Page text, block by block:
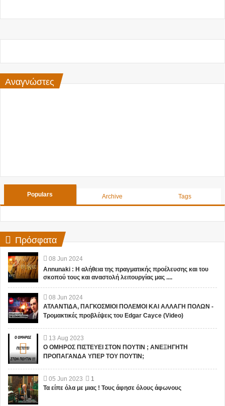
Αναγνώστες
Populars Archive Tags
Πρόσφατα
08 Jun 2024
Annunaki : Η αλήθεια της πραγματικής προέλευσης και του
σκοπού τους και αναστολή λειτουργίας μας ....
08 Jun 2024
ΑΤΛΑΝΤΙΔΑ, ΠΑΓΚΟΣΜΙΟΙ ΠΟΛΕΜΟΙ ΚΑΙ ΑΛΛΑΓΗ ΠΟΛΩΝ -
Τρομακτικές προβλέψεις του Edgar Cayce (Video)
13 Aug 2023
Ο ΟΜΗΡΟΣ ΠΙΣΤΕΥΕΙ ΣΤΟΝ ΠΟΥΤΙΝ ; ΑΝΕΞΗΓΗΤΗ
ΠΡΟΠΑΓΑΝΔΑ ΥΠΕΡ ΤΟΥ ΠΟΥΤΙΝ;
05 Jun 2023
1
Τα είπε όλα με μιας ! Τους άφησε όλους άφωνους